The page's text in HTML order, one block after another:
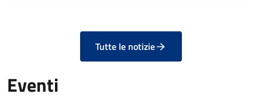
Tutte le notizie
Eventi